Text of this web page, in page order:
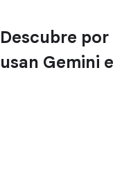
Descubre
usan Gemini